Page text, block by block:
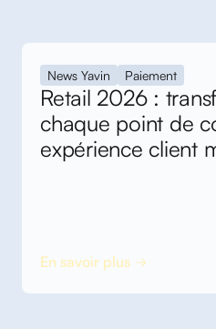
News Yavin Paiement
Retail 2026 :
chaque point de
expérience client
En savoir plus